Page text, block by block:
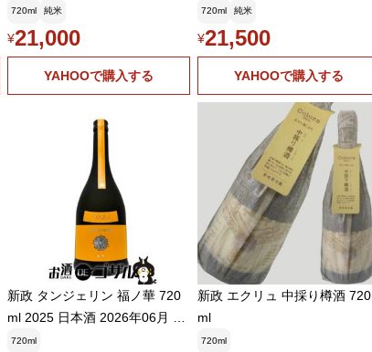
025 純米酒 日本酒 13% 720ml
箱無し(2026年4月製造・2026
年6月出荷)
720ml 純米
¥21,000
YAHOOで購入する
尾 720ml 新政酒造 東北 秋田県
新正 あらまさ フルーティー 発
泡感 日本酒 地酒 小瓶 あすつく
720ml 純米
¥21,500
YAHOOで購入する
新政 タンジェリン 福ノ華 720
ml 2025 日本酒 2026年06月 店
頭受取可能
720ml
新政 エクリュ 中採り樽酒 720
ml
720ml